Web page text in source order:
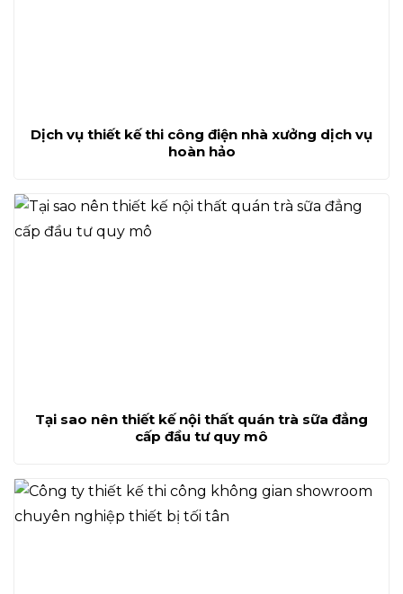
Dịch vụ thiết kế thi công điện nhà xưởng dịch vụ
hoàn hảo
Tại sao nên thiết kế nội thất quán trà sữa đẳng
cấp đầu tư quy mô